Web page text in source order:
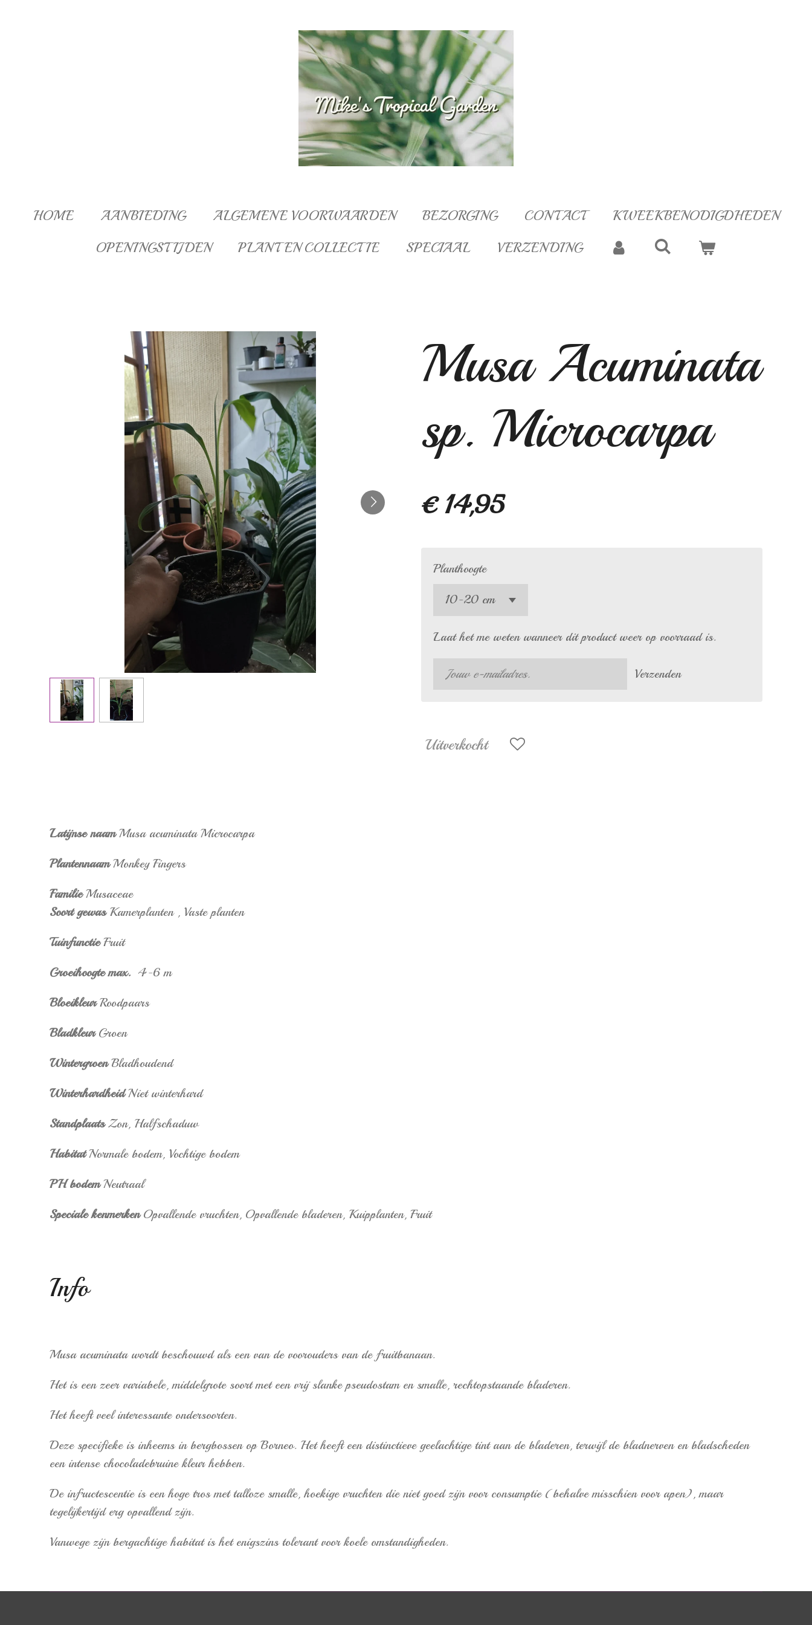
HOME AANBIEDING ALGEMENE VOORWAARDEN BEZORGING CONTACT KWEEKBENODIGDHEDEN
OPENINGSTIJDEN PLANTEN COLLECTIE SPECIAAL VERZENDING
Musa Acuminata
sp. Microcarpa
€ 14,95
Planthoogte
Laat het me weten wanneer dit product weer op voorraad is.
Verzenden
Uitverkocht
Latijnse naamMusa acuminata Microcarpa
Plantennaam Monkey Fingers
FamilieMusaceae
Soort gewas Kamerplanten , Vaste planten
TuinfunctieFruit
Groeihoogte max. 4-6 m
BloeikleurRoodpaars
Bladkleur Groen
WintergroenBladhoudend
WinterhardheidNiet winterhard
StandplaatsZon, Halfschaduw
HabitatNormale bodem, Vochtige bodem
PH bodemNeutraal
Speciale kenmerkenOpvallende vruchten, Opvallende bladeren, Kuipplanten, Fruit
Info
Musa acuminata wordt beschouwd als een van de voorouders van de fruitbanaan.
Het is een zeer variabele, middelgrote soort met een vrij slanke pseudostam en smalle, rechtopstaande bladeren.
Het heeft veel interessante ondersoorten.
Deze specifieke is inheems in bergbossen op Borneo. Het heeft een distinctieve geelachtige tint aan de bladeren, terwijl de bladnerven en bladscheden
een intense chocoladebruine kleur hebben.
De infructescentie is een hoge tros met talloze smalle, hoekige vruchten die niet goed zijn voor consumptie (behalve misschien voor apen), maar
tegelijkertijd erg opvallend zijn.
Vanwege zijn bergachtige habitat is het enigszins tolerant voor koele omstandigheden.